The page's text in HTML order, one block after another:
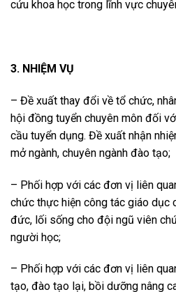
cứu khoa học trong lĩnh vực
3. NHIỆM VỤ
– Đề xuất thay đổi về tổ chức,
hội đồng tuyển chuyên môn đối
cầu tuyển dụng. Đề xuất nhận
mở ngành, chuyên ngành đào tạo;
– Phối hợp với các đơn vị liên
chức thực hiện công tác giáo dục
đức, lối sống cho đội ngũ viên
người học;
– Phối hợp với các đơn vị liên
tạo, đào tạo lại, bồi dưỡng nâng